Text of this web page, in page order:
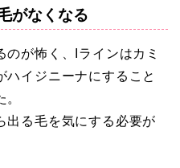
がなくなる
のが怖く、Iラインはカミ
ハイジニーナにすること
出る毛を気にする必要が